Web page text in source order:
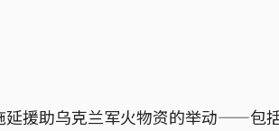
延援助乌克兰军火物资的举动——包